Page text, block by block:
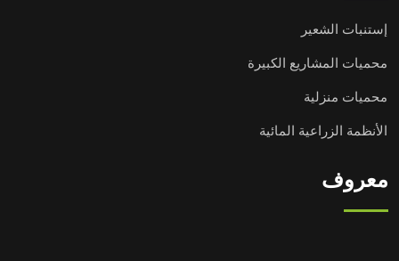
إستنبات الشعير
محميات المشاريع الكبيرة
محميات منزلية
الأنظمة الزراعية المائية
معروف